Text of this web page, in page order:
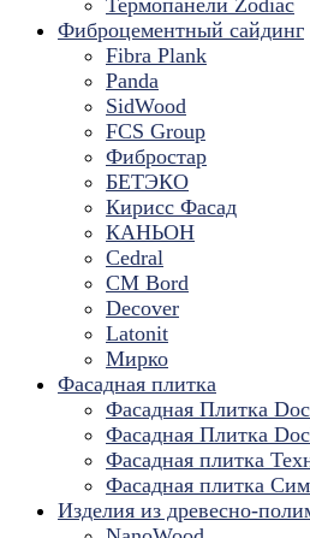
Термопанели Zodiac
Фиброцементный сайдинг
Fibra Plank
Panda
SidWood
FCS Group
Фибростар
БЕТЭКО
Кирисс Фасад
КАНЬОН
Cedral
CM Bord
Decover
Latonit
Мирко
Фасадная плитка
Фасадная Плитка
Фасадная Плитка
Фасадная плитка
Фасадная плитка
Изделия из древесно-